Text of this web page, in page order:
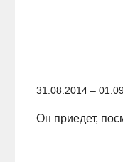
31.08.2014 –
Он приедет,